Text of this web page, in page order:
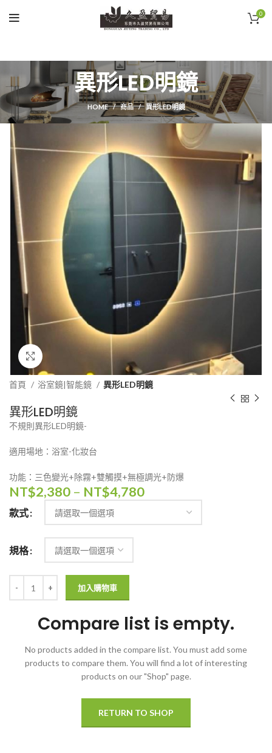
0
異形LED明鏡
HOME 商品 異形LED明鏡
首頁 浴室鏡|智能鏡 異形LED明鏡
異形LED明鏡
不規則異形LED明鏡-
適用場地：浴室-化妝台
功能：三色變光+除霧+雙觸摸+無極調光+防爆
NT$2,380 – NT$4,780
款式
規格
加入購物車
Compare list is empty.
No products added in the compare list. You must add some
products to compare them. You will find a lot of interesting
products on our "Shop" page.
RETURN TO SHOP